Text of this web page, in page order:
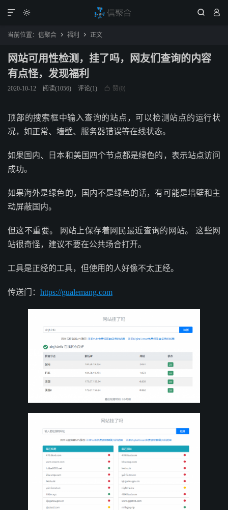
  

当前位置： 信聚合  福利  正文
网站可用性检测，挂了吗，网友们查询的内容
有点怪，发现福利
2020-10-12 阅读(1056) 评论(1)  赞(0)
顶部的搜索框中输入查询的站点，可以检测站点的运行状
况，如正常、墙壁、服务器错误等在线状态。
如果国内、日本和美国四个节点都是绿色的，表示站点访问
成功。
如果海外是绿色的，国内不是绿色的话，有可能是墙壁和主
动屏蔽国内。
但这不重要。 网站上保存着网民最近查询的网站。 这些网
站很奇怪，建议不要在公共场合打开。
工具是正经的工具，但使用的人好像不太正经。
传送门： https://gualemang.com